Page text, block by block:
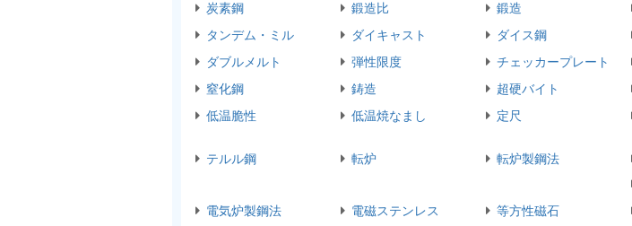
炭素鋼
鍛造比 鍛造
タンデム・ミル
ダイキャスト ダイス鋼
ダブルメルト
弾性限度 チェッカープレート
窒化鋼
鋳造 超硬バイト
低温脆性
低温焼なまし 定尺
テルル鋼
転炉 転炉製鋼法
電気炉製鋼法
電磁ステンレス 等方性磁石